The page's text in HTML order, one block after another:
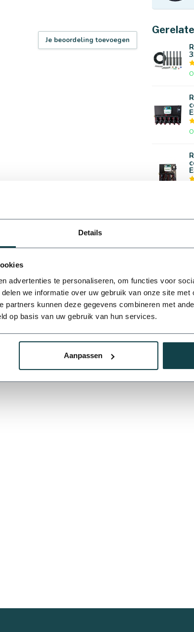
Details
advertenties te personaliseren, om functies voor
we informatie over uw gebruik van onze site met
partners kunnen deze gegevens combineren met
op basis van uw gebruik van hun services.
Aanpassen
Je beoordeling toevoegen